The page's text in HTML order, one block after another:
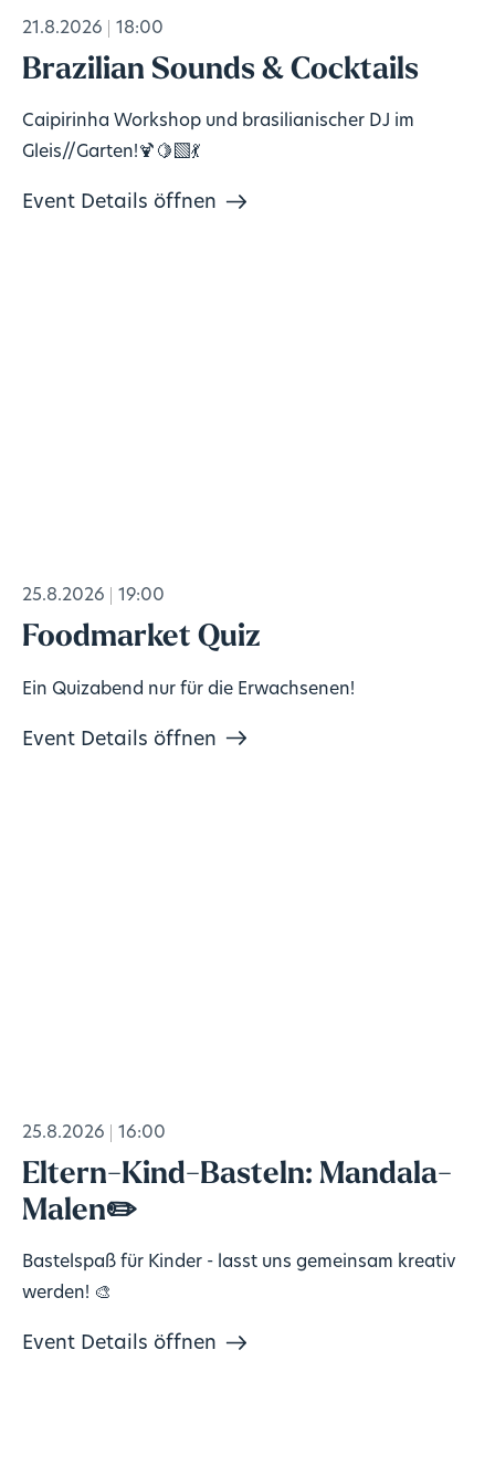
21.8.2026 18:00
Brazilian Sounds & Cocktails
Caipirinha Workshop und brasilianischer DJ im
Gleis//Garten!🍹🍋‍🟩💃
Event Details öffnen
25.8.2026 19:00
Foodmarket Quiz
Ein Quizabend nur für die Erwachsenen!
Event Details öffnen
25.8.2026 16:00
Eltern-Kind-Basteln: Mandala-
Malen✏️
Bastelspaß für Kinder - lasst uns gemeinsam kreativ
werden! 🎨
Event Details öffnen